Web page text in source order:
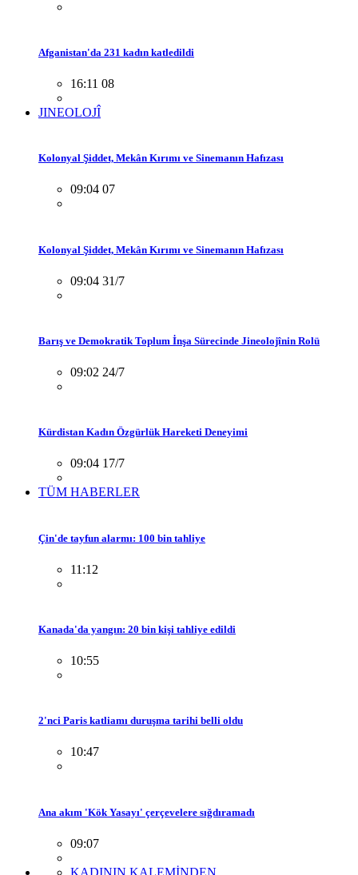
Afganistan'da 231 kadın katledildi
16:11 08
JINEOLOJÎ
Kolonyal Şiddet, Mekân Kırımı ve Sinemanın Hafızası
09:04 07
Kolonyal Şiddet, Mekân Kırımı ve Sinemanın Hafızası
09:04 31/7
Barış ve Demokratik Toplum İnşa Sürecinde Jineolojînin Rolü
09:02 24/7
Kürdistan Kadın Özgürlük Hareketi Deneyimi
09:04 17/7
TÜM HABERLER
Çin'de tayfun alarmı: 100 bin tahliye
11:12
Kanada'da yangın: 20 bin kişi tahliye edildi
10:55
2'nci Paris katliamı duruşma tarihi belli oldu
10:47
Ana akım 'Kök Yasayı' çerçevelere sığdıramadı
09:07
KADININ KALEMİNDEN